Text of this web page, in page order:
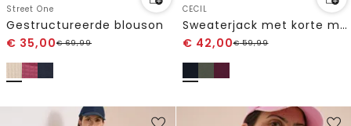
Street One
Gestructureerde blouson
€ 35,00€69,99
CECIL
Sweaterjack met korte mouwen en ritssluiting
€ 42,00€59,99